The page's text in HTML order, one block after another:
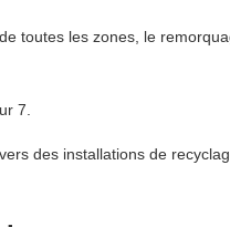
toutes les zones, le
7.
des installations de